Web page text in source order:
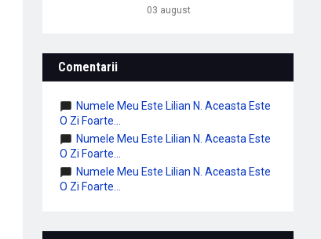
03 august
Comentarii
Numele Meu Este Lilian N. Aceasta Este
O Zi Foarte...
Numele Meu Este Lilian N. Aceasta Este
O Zi Foarte...
Numele Meu Este Lilian N. Aceasta Este
O Zi Foarte...